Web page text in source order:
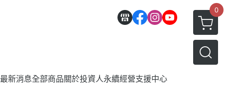
0
最新消息全部商品關於投資人永續經營支援中心